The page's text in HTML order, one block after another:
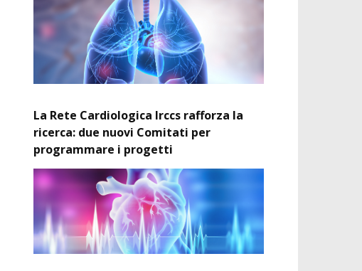
La Rete Cardiologica Irccs rafforza la
ricerca: due nuovi Comitati per
programmare i progetti